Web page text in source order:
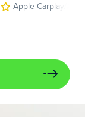
Apple Carplay/